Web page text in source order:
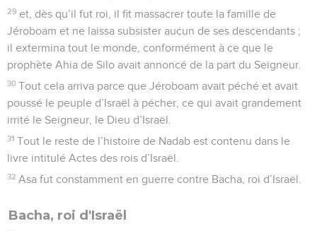
29 et, dès qu’il fut roi, il fit massacrer toute la famille de
Jéroboam et ne laissa subsister aucun de ses descendants ;
il extermina tout le monde, conformément à ce que le
prophète Ahia de Silo avait annoncé de la part du Seigneur.
30 Tout cela arriva parce que Jéroboam avait péché et avait
poussé le peuple d’Israël à pécher, ce qui avait grandement
irrité le Seigneur, le Dieu d’Israël.
31 Tout le reste de l’histoire de Nadab est contenu dans le
livre intitulé Actes des rois d’Israël.
32 Asa fut constamment en guerre contre Bacha, roi d’Israël.
Bacha, roi d'Israël